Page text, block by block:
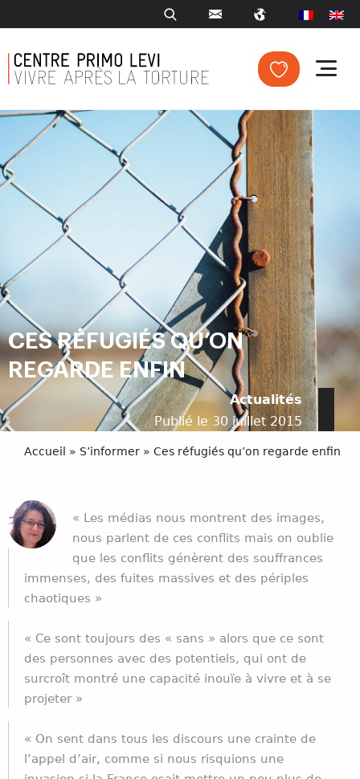
CES RÉFUGIÉS QU’ON
REGARDE ENFIN
Actualités
Publié le 30 juillet 2015
Accueil » S’informer » Ces réfugiés qu’on regarde enfin
« Les médias nous montrent des images,
nous parlent de ces conflits mais on oublie
que les conflits génèrent des souffrances
immenses, des fuites massives et des périples
chaotiques »
« Ce sont toujours des « sans » alors que ce sont
des personnes avec des potentiels, qui ont de
surcroît montré une capacité inouïe à vivre et à se
projeter »
« On sent dans tous les discours une crainte de
l’appel d’air, comme si nous risquions une